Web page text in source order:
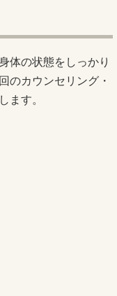
体の状態をしっかり
のカウンセリング・
ます。